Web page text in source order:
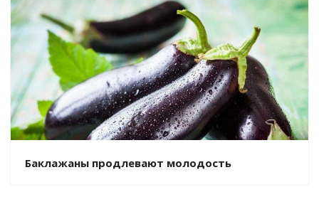
Баклажаны продлевают молодость